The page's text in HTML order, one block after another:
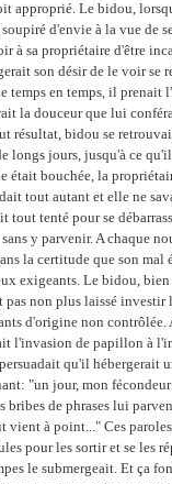
approprié. Le bidou,
d'envie à la vue de
à sa propriétaire d'être
son désir de le voir se
temps en temps, il prenait
la douceur que lui
résultat, bidou se
longs jours, jusqu'à ce
était bouchée, la
tout autant et elle ne
tout tenté pour se
y parvenir. A chaque
la certitude que son mal
exigeants. Le bidou,
pas non plus laissé investir
d'origine non contrôlée.
l'invasion de papillon à
qu'il hébergerait
"un jour, mon
bribes de phrases lui
à point..." Ces
pour les sortir et se les
le submergeait. Et ça